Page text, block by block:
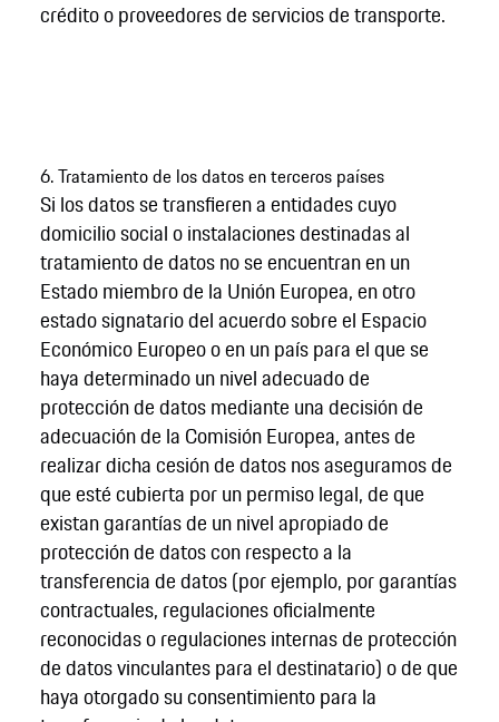
crédito o proveedores de servicios de transporte.
6. Tratamiento de los datos en terceros países
Si los datos se transfieren a entidades cuyo
domicilio social o instalaciones destinadas al
tratamiento de datos no se encuentran en un
Estado miembro de la Unión Europea, en otro
estado signatario del acuerdo sobre el Espacio
Económico Europeo o en un país para el que se
haya determinado un nivel adecuado de
protección de datos mediante una decisión de
adecuación de la Comisión Europea, antes de
realizar dicha cesión de datos nos aseguramos de
que esté cubierta por un permiso legal, de que
existan garantías de un nivel apropiado de
protección de datos con respecto a la
transferencia de datos (por ejemplo, por garantías
contractuales, regulaciones oficialmente
reconocidas o regulaciones internas de protección
de datos vinculantes para el destinatario) o de que
haya otorgado su consentimiento para la